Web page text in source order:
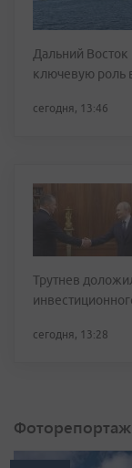
Дальний Восток
ключевую роль
сегодня, 13:46
Трутнев
сегодня, 13:28
Фоторепортаж